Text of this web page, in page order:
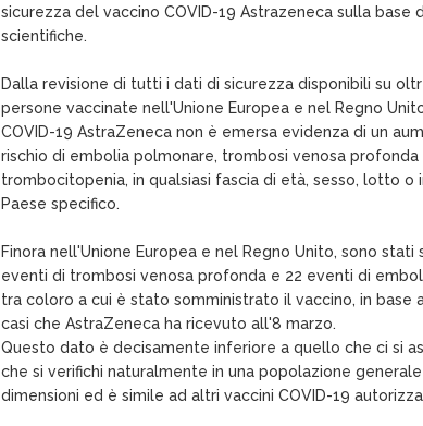
sicurezza del vaccino COVID-19 Astrazeneca sulla base
scientifiche.
Dalla revisione di tutti i dati di sicurezza disponibili su
persone vaccinate nell'Unione Europea e nel Regno
COVID-19 AstraZeneca non è emersa evidenza di un
rischio di embolia polmonare, trombosi venosa profonda
trombocitopenia, in qualsiasi fascia di età, sesso, lotto o
Paese specifico.
Finora nell'Unione Europea e nel Regno Unito, sono stati
eventi di trombosi venosa profonda e 22 eventi di
tra coloro a cui è stato somministrato il vaccino, in base
casi che AstraZeneca ha ricevuto all'8 marzo.
Questo dato è decisamente inferiore a quello che ci si
che si verifichi naturalmente in una popolazione
dimensioni ed è simile ad altri vaccini COVID-19